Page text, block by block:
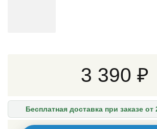
3 390 ₽
Бесплатная доставка при заказе от